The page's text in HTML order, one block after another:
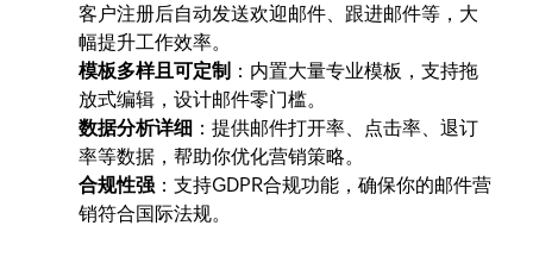
客户注册后自动发送欢迎邮件、跟进邮件等，大
幅提升工作效率。
模板多样且可定制 ：内置大量专业模板，支持拖
放式编辑，设计邮件零门槛。
数据分析详细 ：提供邮件打开率、点击率、退订
率等数据，帮助你优化营销策略。
合规性强 ：支持GDPR合规功能，确保你的邮件营
销符合国际法规。